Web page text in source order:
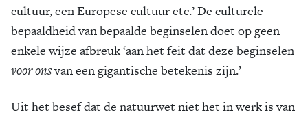
cultuur, een Europese cultuur etc.’ De culturele
bepaaldheid van bepaalde beginselen doet op geen
enkele wijze afbreuk ‘aan het feit dat deze beginselen
voor onsvan een gigantische betekenis zijn.’
Uit het besef dat de natuurwet niet het in werk is van